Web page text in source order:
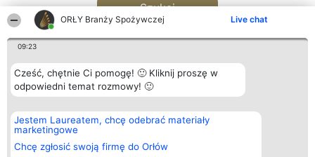
ORŁY Branży Spożywczej Live chat
09:23
Cześć, chętnie Ci pomogę! 🙂 Kliknij proszę w
odpowiedni temat rozmowy! 🙂
Jestem Laureatem, chcę odebrać materiały
marketingowe
Chcę zgłosić swoją firmę do Orłów
Szukaj
Organizator plebiscytu
Bright Side Solutions sp. z o.
o. sp. k.
ul. Ruska 22
Wrocław 50-079
Plebiscyt
Laureaci
wszystkich
Laureatów
Kontakt
Kontakt